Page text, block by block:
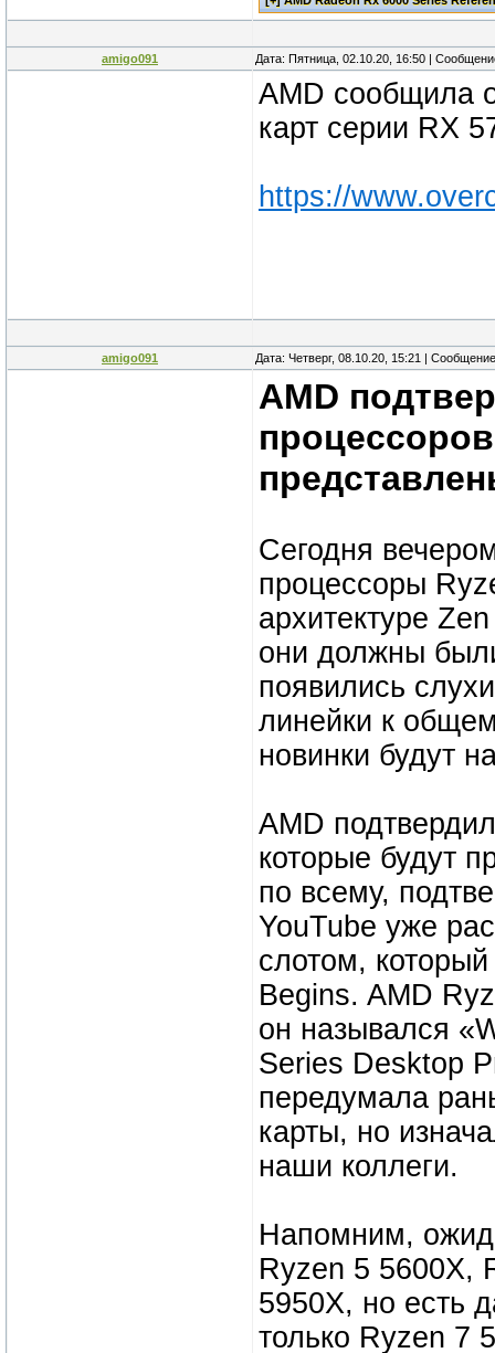
amigo091 Дата: Пятница, 02.10.20, 16:50 |
AMD сообщила
карт серии RX
https://
amigo091 Дата: Четверг, 08.10.20, 15:21 |
AMD
Сегодня
процессоры
архитектуре
они должны
появились
линейки к
новинки будут
AMD
которые будут
по всему,
YouTube уже
слотом,
Begins. AMD
он назывался
Series Desktop
передумала
карты, но
наши коллеги.
Напомним,
Ryzen 5 5600X,
5950X, но есть
только Ryzen 7